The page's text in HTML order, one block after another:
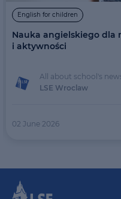
English for children
Nauka angielskiego dla
i aktywności
All about school's
LSE Wroclaw
02 June 2026